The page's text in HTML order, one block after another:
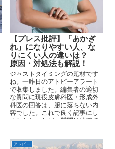
【プレス批評】「あかぎ
れ」になりやすい人、な
りにくい人の違いは？
原因・対処法も解説！
ジャストタイミングの題材です
ね。一昨日のアトピーアラート
で収集しました。編集者の適切
な質問に現役皮膚科医・形成外
科医の回答は、腑に落ちない内
容でした。これで良く記事にし
ましたね。ただ、質問は的確で
ておきますのでご参考程度に。
アトピー